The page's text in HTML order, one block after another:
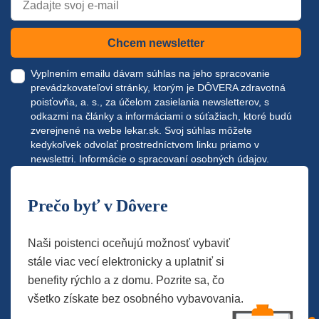
Chcem newsletter
Vyplnením emailu dávam súhlas na jeho spracovanie
prevádzkovateľovi stránky, ktorým je DÔVERA zdravotná
poisťovňa, a. s., za účelom zasielania newsletterov, s
odkazmi na články a informáciami o súťažiach, ktoré budú
zverejnené na webe lekar.sk. Svoj súhlas môžete
kedykoľvek odvolať prostredníctvom linku priamo v
newslettri. Informácie o spracovaní osobných údajov.
Prečo byť v Dôvere
Naši poistenci oceňujú možnosť vybaviť
stále viac vecí elektronicky a uplatniť si
benefity rýchlo a z domu. Pozrite sa, čo
všetko získate bez osobného vybavovania.